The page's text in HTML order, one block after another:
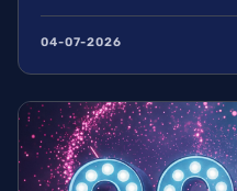
04-07-2026